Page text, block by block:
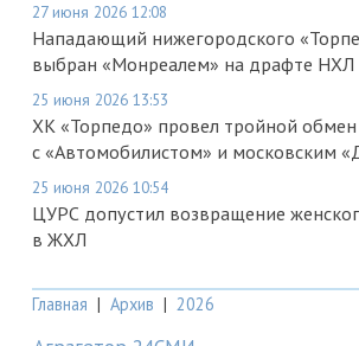
27 июня 2026 12:08
Нападающий нижегородского
выбран «Монреалем» на драфте НХЛ
25 июня 2026 13:53
ХК «Торпедо» провел тройной обмен
с «Автомобилистом» и московским
25 июня 2026 10:54
ЦУРС допустил возвращение
в ЖХЛ
Главная | Архив | 2026